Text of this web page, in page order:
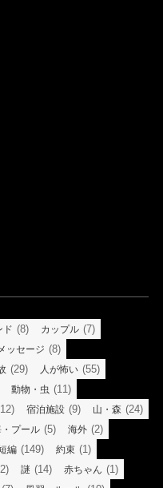
ド (8) カップル (7)
ッセージ (8)
(29) 人が怖い (55)
動物・虫 (11)
宿泊施設 (9) 山・森 (24)
プール (5) 海外 (2)
編 (149) 約束 (1)
謎 (14) 赤ちゃん (1)